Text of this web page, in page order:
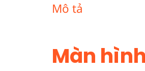
Mô tả
Màn